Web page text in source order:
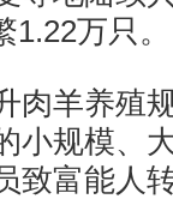
万只。
养殖规
小规模、
致富能人